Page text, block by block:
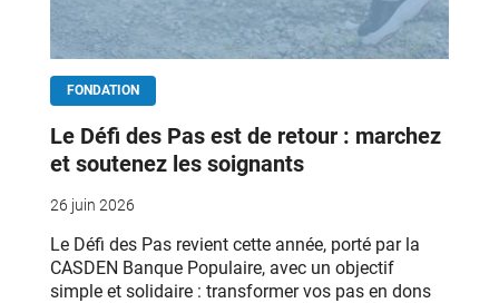
FONDATION
Le Défi des Pas est de retour : marchez
et soutenez les soignants
26 juin 2026
Le Défi des Pas revient cette année, porté par la
CASDEN Banque Populaire, avec un objectif
simple et solidaire : transformer vos pas en dons